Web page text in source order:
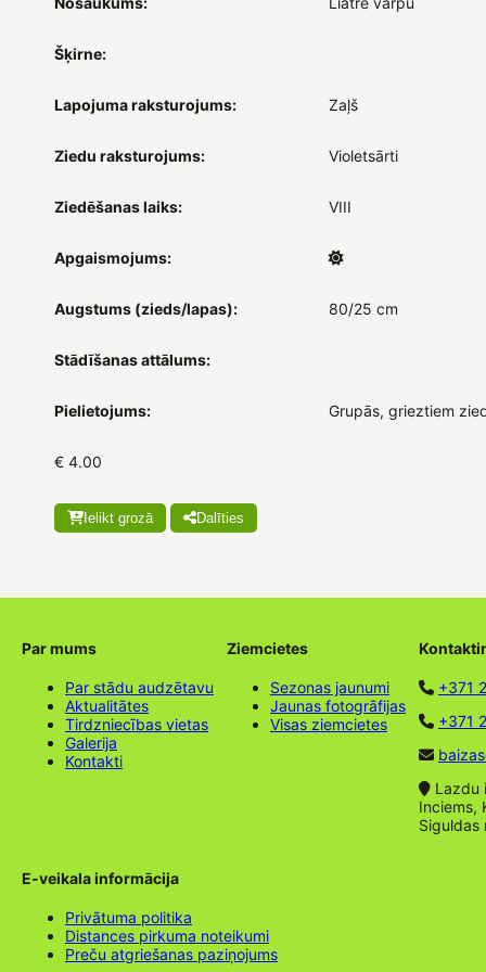
Šķirne:
Lapojuma raksturojums: Zaļš
Ziedu raksturojums: Violetsārti
Ziedēšanas laiks: VIII
Apgaismojums:
Augstums (zieds/lapas): 80/25 cm
Stādīšanas attālums:
Pielietojums: Grupās, grieztiem
€ 4.00
Ielikt grozā Dalīties
Par mums
Par stādu audzētavu
Aktualitātes
Tirdzniecības vietas
Galerija
Kontakti
Ziemcietes
Sezonas jaunumi
Jaunas fotogrāfijas
Visas ziemcietes
+371
+371
Lazdu
Inciems,
Siguldas
E-veikala informācija
Privātuma politika
Distances pirkuma noteikumi
Preču atgriešanas paziņojums